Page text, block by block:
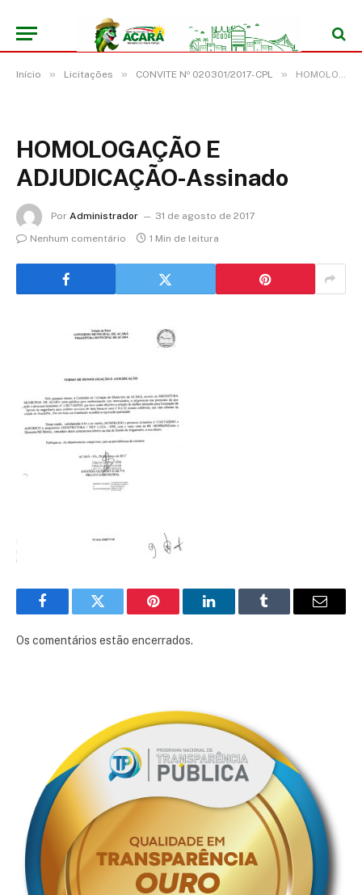
Início » Licitações » CONVITE Nº 020301/2017-CPL » HOMOLOGAÇÃO E ADJUDICAÇÃO-Assinado
HOMOLOGAÇÃO E
ADJUDICAÇÃO-Assinado
Por Administrador
31 de agosto de 2017
Nenhum comentário
1 Min de leitura
FacebookTwitter Pinterest LinkedInTumblr
E-
Os comentários estão encerrados.